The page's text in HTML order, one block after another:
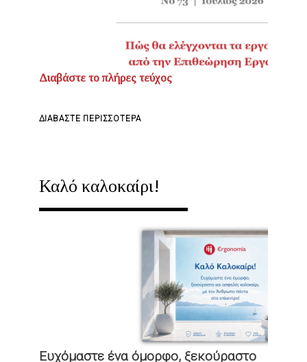
Διαβάστε το πλήρες τεύχος
ΔΙΑΒΆΣΤΕ ΠΕΡΙΣΣΌΤΕΡΑ
|
ΙΟΎΛΙΟΣ
2026
ΠΏΣ
ΘΑ
ΕΛΈΓΧΟΝΤΑΙ
ΤΑ
ΕΡΓΟΤΆΞΙΑ
ΑΠΌ
Καλό καλοκαίρι!
Ευχόμαστε ένα όμορφο, ξεκούραστο